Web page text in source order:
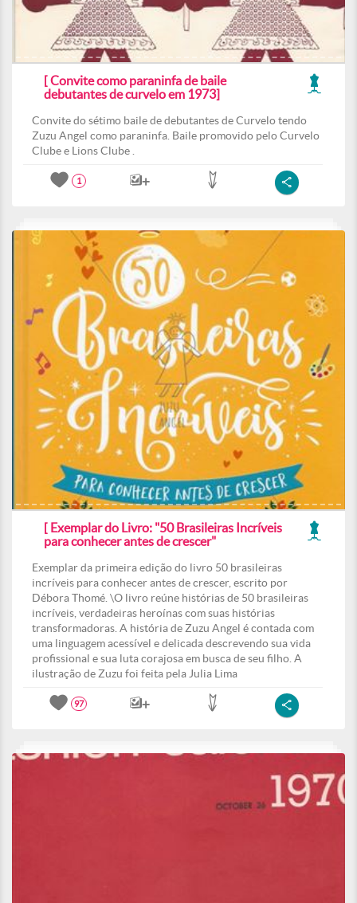
[ Convite como paraninfa de baile
debutantes de curvelo em 1973]
Convite do sétimo baile de debutantes de Curvelo tendo
Zuzu Angel como paraninfa. Baile promovido pelo Curvelo
Clube e Lions Clube .
1
[ Exemplar do Livro: "50 Brasileiras Incríveis
para conhecer antes de crescer"
Exemplar da primeira edição do livro 50 brasileiras
incríveis para conhecer antes de crescer, escrito por
Débora Thomé. \O livro reúne histórias de 50 brasileiras
incríveis, verdadeiras heroínas com suas histórias
transformadoras. A história de Zuzu Angel é contada com
uma linguagem acessível e delicada descrevendo sua vida
profissional e sua luta corajosa em busca de seu filho. A
ilustração de Zuzu foi feita pela Julia Lima
97